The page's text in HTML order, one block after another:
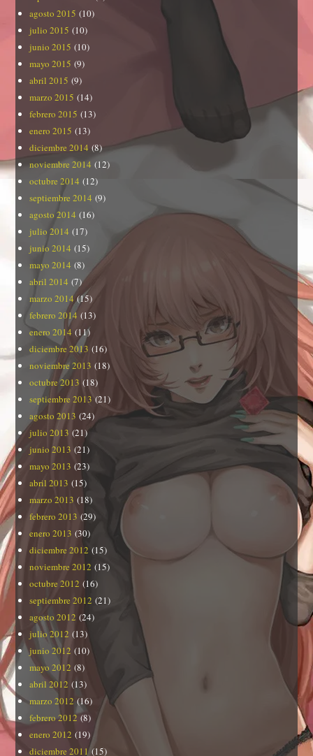
agosto 2015 (10)
julio 2015 (10)
junio 2015 (10)
mayo 2015 (9)
abril 2015 (9)
marzo 2015 (14)
febrero 2015 (13)
enero 2015 (13)
diciembre 2014 (8)
noviembre 2014 (12)
octubre 2014 (12)
septiembre 2014 (9)
agosto 2014 (16)
julio 2014 (17)
junio 2014 (15)
mayo 2014 (8)
abril 2014 (7)
marzo 2014(15)
febrero 2014 (13)
enero 2014 (11)
diciembre 2013 (16)
noviembre 2013 (18)
octubre 2013 (18)
septiembre 2013 (21)
agosto 2013 (24)
julio 2013 (21)
junio 2013 (21)
mayo 2013 (23)
abril 2013 (15)
marzo 2013 (18)
febrero 2013 (29)
enero 2013 (30)
diciembre 2012 (15)
noviembre 2012 (15)
octubre 2012 (16)
septiembre 2012 (21)
agosto 2012 (24)
julio 2012 (13)
junio 2012 (10)
mayo 2012 (8)
abril 2012 (13)
marzo 2012 (16)
febrero 2012 (8)
enero 2012 (19)
diciembre 2011(15)